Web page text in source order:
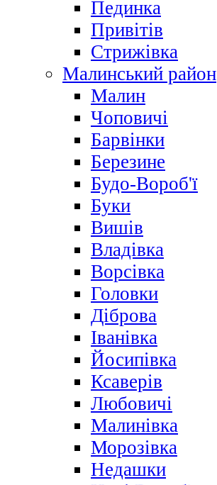
Пединка
Привітів
Стрижівка
Малинський район
Малин
Чоповичі
Барвінки
Березине
Будо-Вороб'ї
Буки
Вишів
Владівка
Ворсівка
Головки
Діброва
Іванівка
Йосипівка
Ксаверів
Любовичі
Малинівка
Морозівка
Недашки